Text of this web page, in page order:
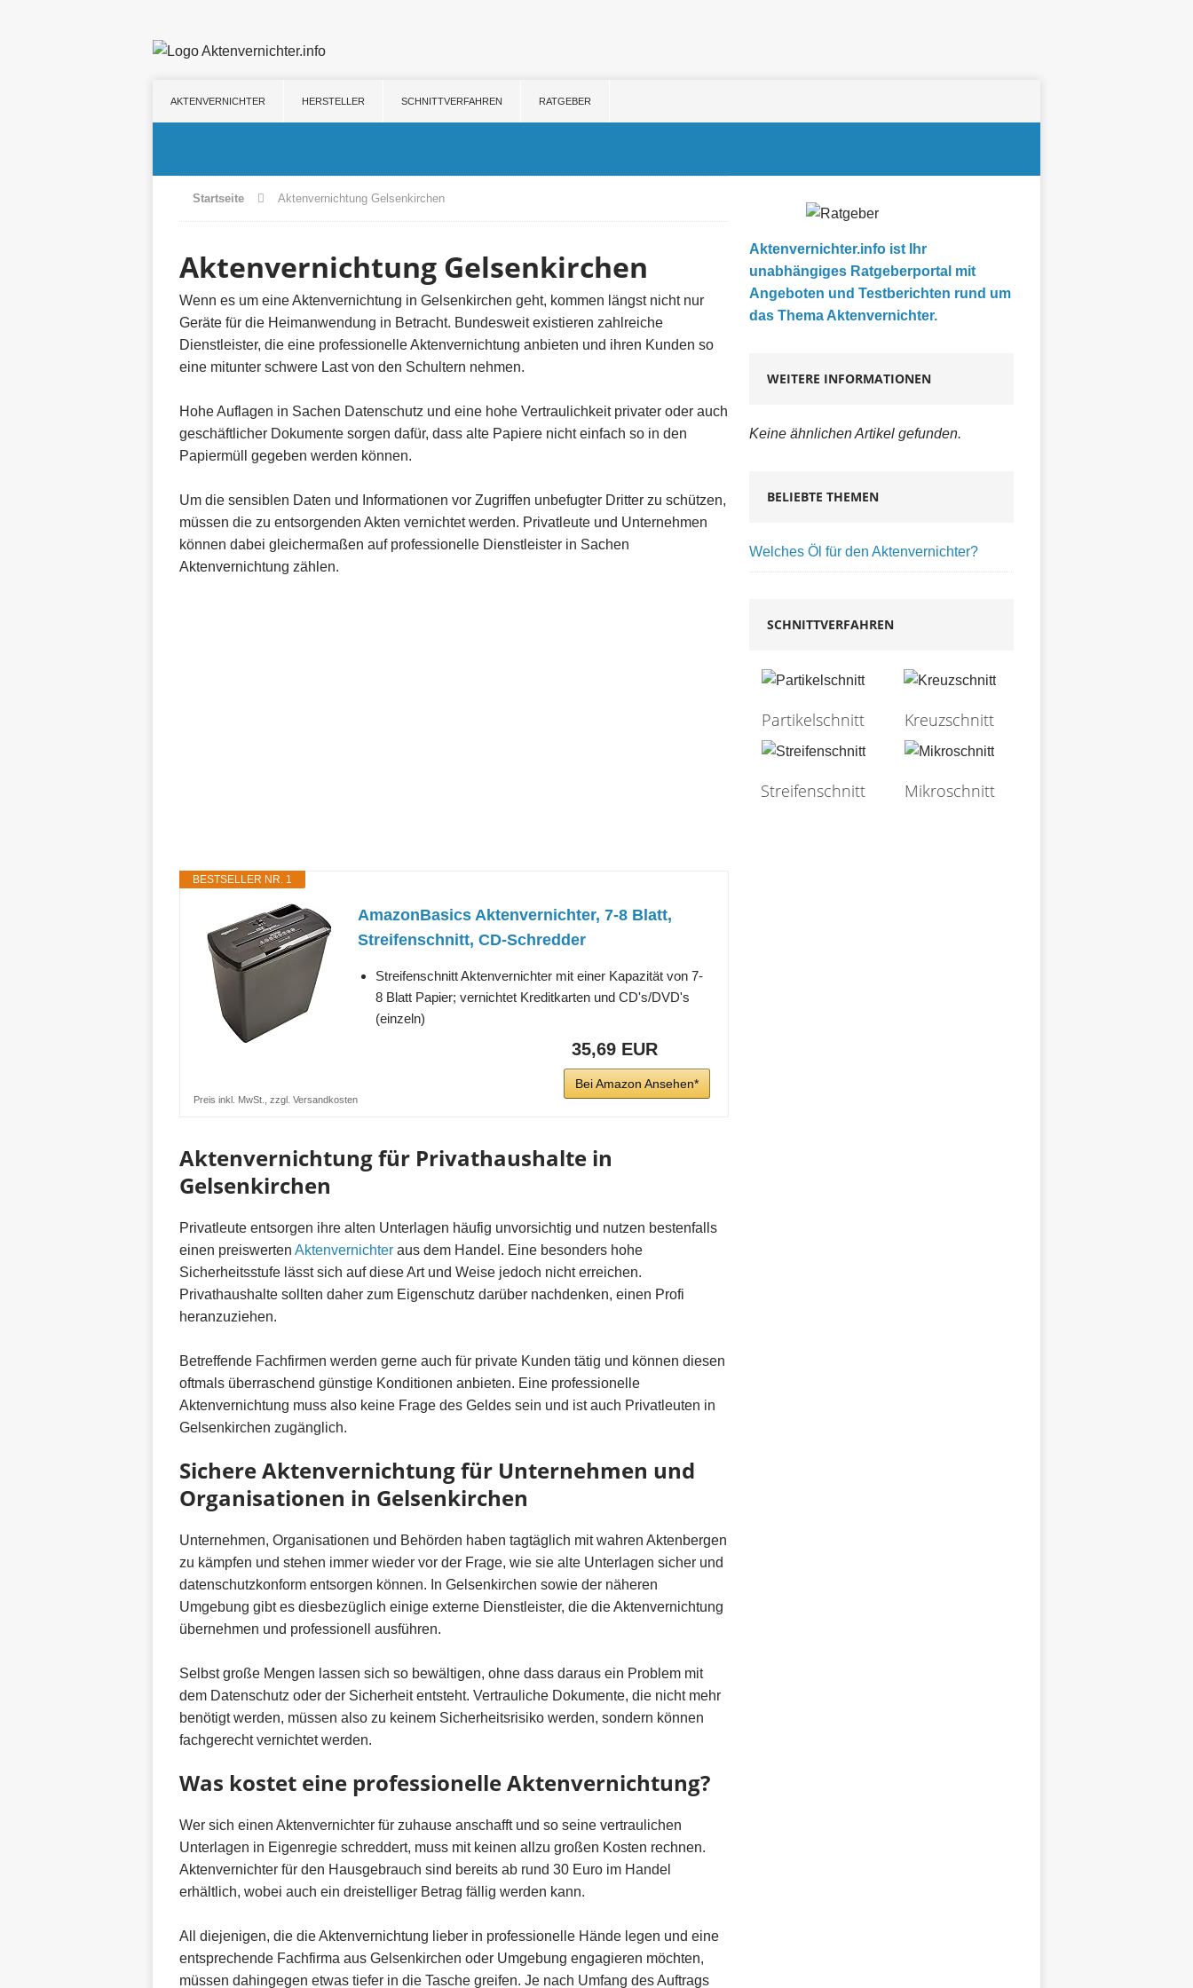
AKTENVERNICHTER HERSTELLER SCHNITTVERFAHREN RATGEBER
Startseite Aktenvernichtung Gelsenkirchen
Aktenvernichtung Gelsenkirchen
Wenn es um eine Aktenvernichtung in Gelsenkirchen geht, kommen längst nicht nur
Geräte für die Heimanwendung in Betracht. Bundesweit existieren zahlreiche
Dienstleister, die eine professionelle Aktenvernichtung anbieten und ihren Kunden so
eine mitunter schwere Last von den Schultern nehmen.
Hohe Auflagen in Sachen Datenschutz und eine hohe Vertraulichkeit privater oder auch
geschäftlicher Dokumente sorgen dafür, dass alte Papiere nicht einfach so in den
Papiermüll gegeben werden können.
Um die sensiblen Daten und Informationen vor Zugriffen unbefugter Dritter zu schützen,
müssen die zu entsorgenden Akten vernichtet werden. Privatleute und Unternehmen
können dabei gleichermaßen auf professionelle Dienstleister in Sachen
Aktenvernichtung zählen.
BESTSELLER NR. 1
AmazonBasics Aktenvernichter, 7-8 Blatt,
Streifenschnitt, CD-Schredder
Streifenschnitt Aktenvernichter mit einer Kapazität von 7-
8 Blatt Papier; vernichtet Kreditkarten und CD's/DVD's
(einzeln)
35,69 EUR
Bei Amazon Ansehen*
Preis inkl. MwSt., zzgl. Versandkosten
Aktenvernichtung für Privathaushalte in
Gelsenkirchen
Privatleute entsorgen ihre alten Unterlagen häufig unvorsichtig und nutzen bestenfalls
einen preiswerten Aktenvernichter aus dem Handel. Eine besonders hohe
Sicherheitsstufe lässt sich auf diese Art und Weise jedoch nicht erreichen.
Privathaushalte sollten daher zum Eigenschutz darüber nachdenken, einen Profi
heranzuziehen.
Betreffende Fachfirmen werden gerne auch für private Kunden tätig und können diesen
oftmals überraschend günstige Konditionen anbieten. Eine professionelle
Aktenvernichtung muss also keine Frage des Geldes sein und ist auch Privatleuten in
Gelsenkirchen zugänglich.
Sichere Aktenvernichtung für Unternehmen und
Organisationen in Gelsenkirchen
Unternehmen, Organisationen und Behörden haben tagtäglich mit wahren Aktenbergen
zu kämpfen und stehen immer wieder vor der Frage, wie sie alte Unterlagen sicher und
datenschutzkonform entsorgen können. In Gelsenkirchen sowie der näheren
Umgebung gibt es diesbezüglich einige externe Dienstleister, die die Aktenvernichtung
übernehmen und professionell ausführen.
Selbst große Mengen lassen sich so bewältigen, ohne dass daraus ein Problem mit
dem Datenschutz oder der Sicherheit entsteht. Vertrauliche Dokumente, die nicht mehr
benötigt werden, müssen also zu keinem Sicherheitsrisiko werden, sondern können
fachgerecht vernichtet werden.
Was kostet eine professionelle Aktenvernichtung?
Wer sich einen Aktenvernichter für zuhause anschafft und so seine vertraulichen
Unterlagen in Eigenregie schreddert, muss mit keinen allzu großen Kosten rechnen.
Aktenvernichter für den Hausgebrauch sind bereits ab rund 30 Euro im Handel
erhältlich, wobei auch ein dreistelliger Betrag fällig werden kann.
All diejenigen, die die Aktenvernichtung lieber in professionelle Hände legen und eine
entsprechende Fachfirma aus Gelsenkirchen oder Umgebung engagieren möchten,
müssen dahingegen etwas tiefer in die Tasche greifen. Je nach Umfang des Auftrags
Aktenvernichter.info ist Ihr
unabhängiges Ratgeberportal mit
Angeboten und Testberichten rund um
das Thema Aktenvernichter.
WEITERE INFORMATIONEN
Keine ähnlichen Artikel gefunden.
BELIEBTE THEMEN
Welches Öl für den Aktenvernichter?
SCHNITTVERFAHREN
Partikelschnitt Kreuzschnitt
Streifenschnitt Mikroschnitt